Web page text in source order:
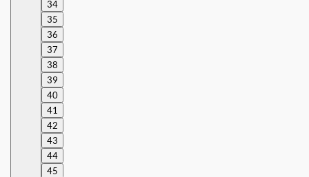
34
35
36
37
38
39
40
41
42
43
44
45